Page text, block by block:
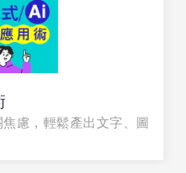
慮，輕鬆產出文字、圖